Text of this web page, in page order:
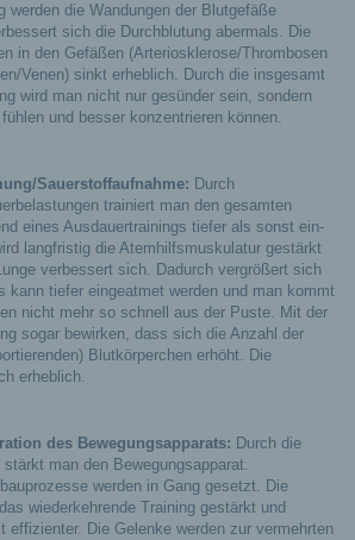
werden die Wandungen der Blutgefäße
sich die Durchblutung abermals. Die
in den Gefäßen (Arteriosklerose/Thrombosen
Venen) sinkt erheblich. Durch die insgesamt
wird man nicht nur gesünder sein, sondern
und besser konzentrieren können.
Sauerstoffaufnahme: Durch
trainiert man den gesamten
eines Ausdauertrainings tiefer als sonst ein-
langfristig die Atemhilfsmuskulatur gestärkt
verbessert sich. Dadurch vergrößert sich
kann tiefer eingeatmet werden und man kommt
nicht mehr so schnell aus der Puste. Mit der
sogar bewirken, dass sich die Anzahl der
Blutkörperchen erhöht. Die
erheblich.
des Bewegungsapparats: Durch die
man den Bewegungsapparat.
werden in Gang gesetzt. Die
wiederkehrende Training gestärkt und
effizienter. Die Gelenke werden zur vermehrten